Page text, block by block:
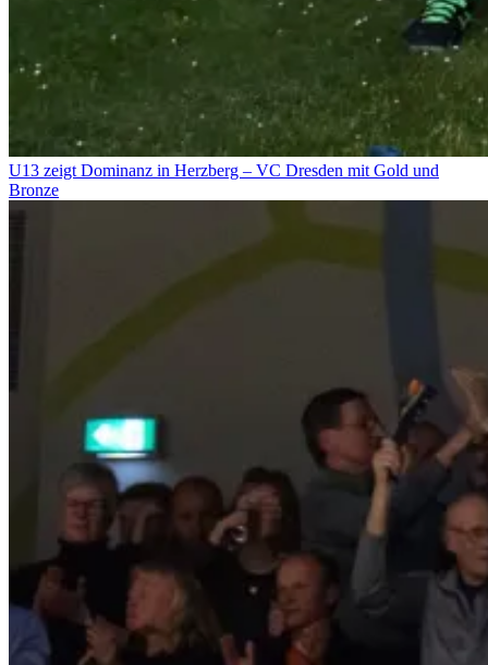
U13 zeigt Dominanz in Herzberg – VC Dresden mit Gold und
Bronze